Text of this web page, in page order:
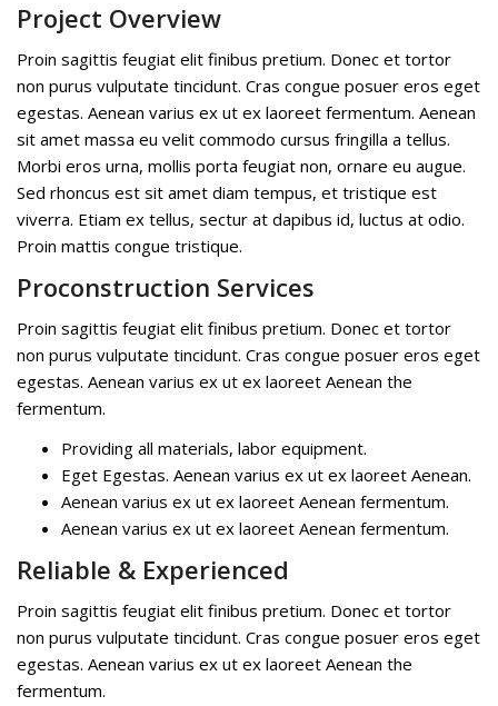
Project Overview
Proin sagittis feugiat elit finibus pretium. Donec et tortor
non purus vulputate tincidunt. Cras congue posuer eros eget
egestas. Aenean varius ex ut ex laoreet fermentum. Aenean
sit amet massa eu velit commodo cursus fringilla a tellus.
Morbi eros urna, mollis porta feugiat non, ornare eu augue.
Sed rhoncus est sit amet diam tempus, et tristique est
viverra. Etiam ex tellus, sectur at dapibus id, luctus at odio.
Proin mattis congue tristique.
Proconstruction Services
Proin sagittis feugiat elit finibus pretium. Donec et tortor
non purus vulputate tincidunt. Cras congue posuer eros eget
egestas. Aenean varius ex ut ex laoreet Aenean the
fermentum.
Providing all materials, labor equipment.
Eget Egestas. Aenean varius ex ut ex laoreet Aenean.
Aenean varius ex ut ex laoreet Aenean fermentum.
Aenean varius ex ut ex laoreet Aenean fermentum.
Reliable & Experienced
Proin sagittis feugiat elit finibus pretium. Donec et tortor
non purus vulputate tincidunt. Cras congue posuer eros eget
egestas. Aenean varius ex ut ex laoreet Aenean the
fermentum.